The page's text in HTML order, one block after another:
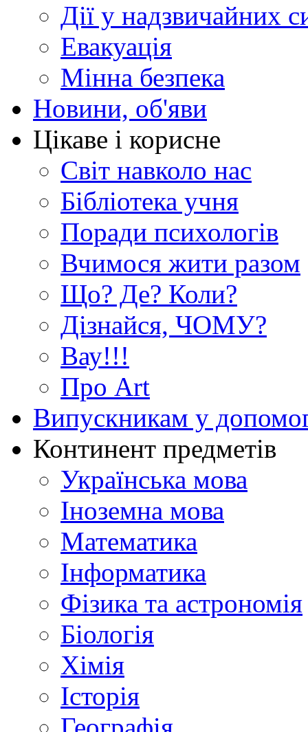
Дії у надзвичайних
Евакуація
Мінна безпека
Новини, об'яви
Цікаве і корисне
Світ навколо нас
Бібліотека учня
Поради психологів
Вчимося жити разом
Що? Де? Коли?
Дізнайся, ЧОМУ?
Вау!!!
Про Art
Випускникам у
Континент предметів
Українська мова
Іноземна мова
Математика
Інформатика
Фізика та астрономія
Біологія
Хімія
Історія